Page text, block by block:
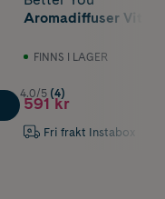
Aromadiffuser Vit 1
FINNS I LAGER
4.0/5 (4)
591 kr
Fri frakt Instabox